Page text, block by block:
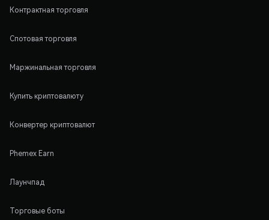
Контрактная торговля
Спотовая торговля
Маржинальная торговля
Купить криптовалюту
Конвертер криптовалют
Phemex Earn
Лаунчпад
Торговые боты